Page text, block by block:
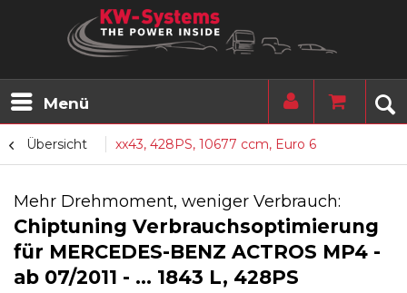
Menü
Übersicht xx43, 428PS, 10677 ccm, Euro 6
Mehr Drehmoment, weniger Verbrauch:
Chiptuning Verbrauchsoptimierung
für MERCEDES-BENZ ACTROS MP4 -
ab 07/2011 - ... 1843 L, 428PS